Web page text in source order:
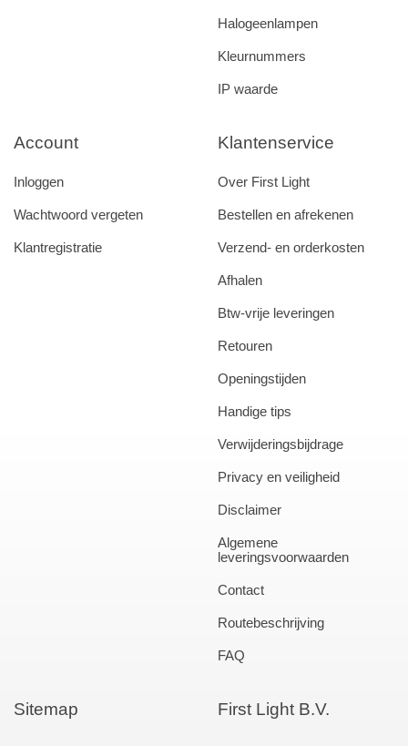
Klantenservice
Over First Light
Bestellen en afrekenen
Verzend- en orderkosten
Afhalen
Btw-vrije leveringen
Retouren
Openingstijden
Handige tips
Verwijderingsbijdrage
Privacy en veiligheid
Disclaimer
Algemene
leveringsvoorwaarden
Contact
Routebeschrijving
FAQ
Account
Inloggen
Wachtwoord vergeten
Klantregistratie
Halogeenlampen
Kleurnummers
IP waarde
Sitemap First Light B.V.